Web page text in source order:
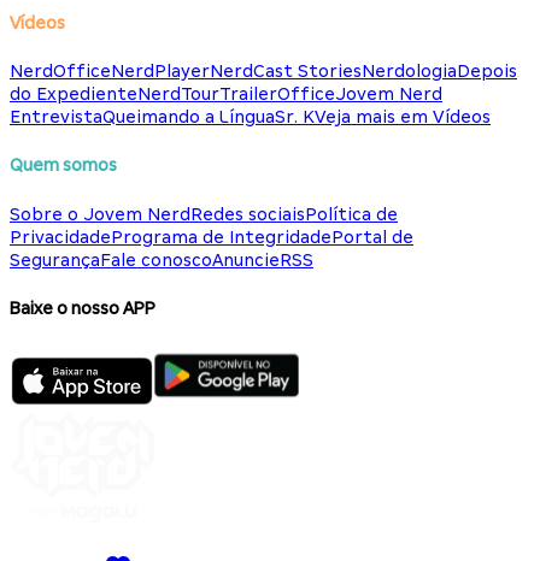
Vídeos
NerdOfficeNerdPlayerNerdCast StoriesNerdologiaDepois
do ExpedienteNerdTourTrailerOfficeJovem Nerd
EntrevistaQueimando a LínguaSr. KVeja mais em Vídeos
Quem somos
Sobre o Jovem NerdRedes sociaisPolítica de
PrivacidadePrograma de IntegridadePortal de
SegurançaFale conoscoAnuncieRSS
Baixe o nosso APP